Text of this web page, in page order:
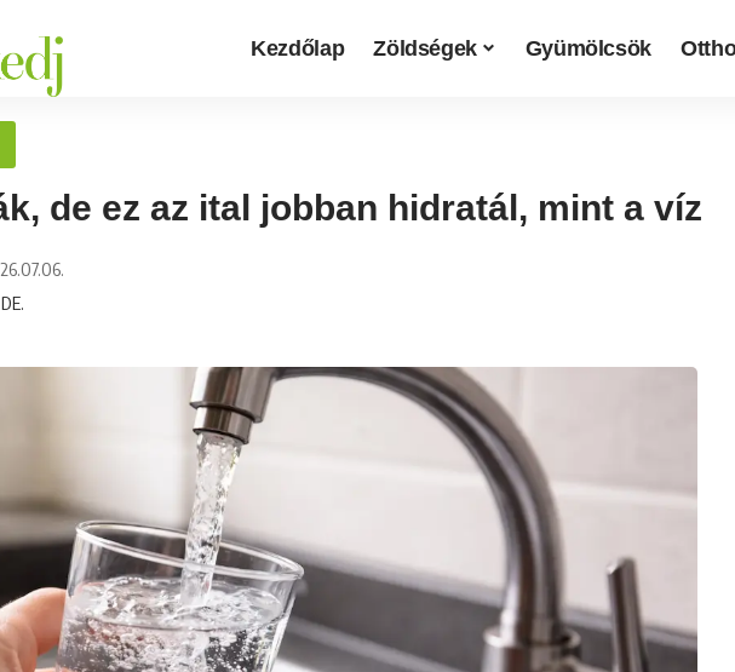
Kezdőlap Zöldségek Gyümölcsök
de ez az ital jobban hidratál, mint a víz